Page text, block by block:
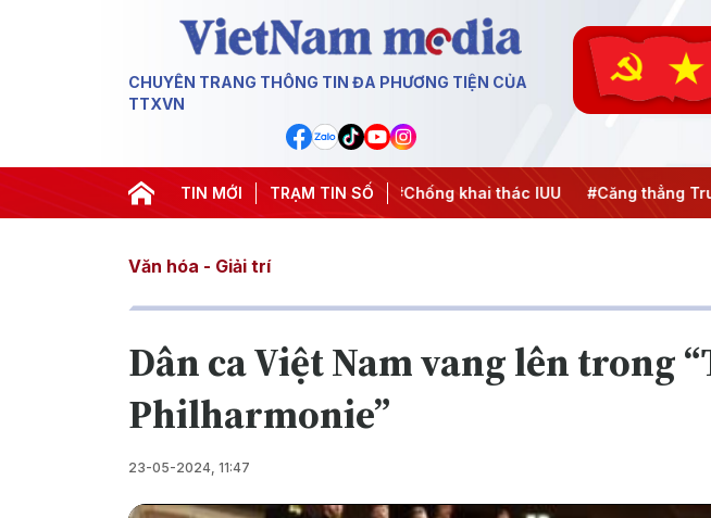
CHUYÊN TRANG THÔNG TIN ĐA PHƯƠNG TIỆN CỦA
TTXVN
TIN MỚI TRẠM TIN SỐ
#Chiến dịch 500 ngày đêm #Chống khai thác IUU #Căng thẳng Trung Đông
Văn hóa - Giải trí
Dân ca Việt Nam vang lên trong
Philharmonie”
23-05-2024, 11:47